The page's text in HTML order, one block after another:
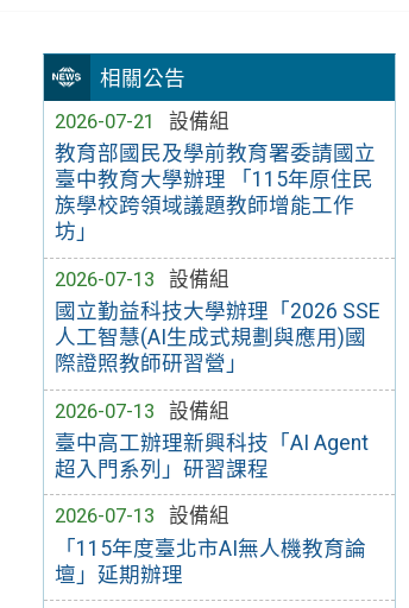
相關公告
2026-07-21
設備組
教育部國民及學前教育署委請國立
臺中教育大學辦理 「115年原住民
族學校跨領域議題教師增能工作
坊」
2026-07-13
設備組
國立勤益科技大學辦理「2026 SSE
人工智慧(AI生成式規劃與應用)國
際證照教師研習營」
2026-07-13
設備組
臺中高工辦理新興科技「AI Agent
超入門系列」研習課程
2026-07-13
設備組
「115年度臺北市AI無人機教育論
壇」延期辦理